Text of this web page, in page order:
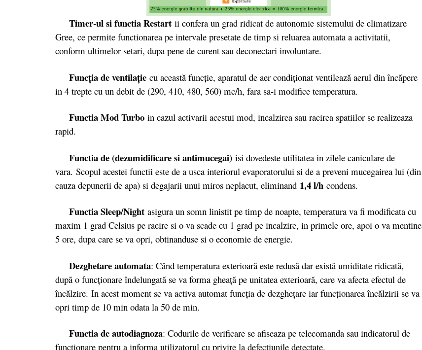
Timer-ul si functia Restart ii confera un grad ridicat de autonomie sistemului de climatizare
Gree, ce permite functionarea pe intervale presetate de timp si reluarea automata a activitatii,
conform ultimelor setari, dupa pene de curent sau deconectari involuntare.
Funcţia de ventilaţie cu această funcţie, aparatul de aer condiţionat ventilează aerul din încăpere
in 4 trepte cu un debit de (290, 410, 480, 560) mc/h, fara sa-i modifice temperatura.
Functia Mod Turbo in cazul activarii acestui mod, incalzirea sau racirea spatiilor se realizeaza
rapid.
Functia de (dezumidificare si antimucegai) isi dovedeste utilitatea in zilele caniculare de
vara. Scopul acestei functii este de a usca interiorul evaporatorului si de a preveni mucegairea lui (din
cauza depunerii de apa) si degajarii unui miros neplacut, eliminand 1,4 l/h condens.
Functia Sleep/Night asigura un somn linistit pe timp de noapte, temperatura va fi modificata cu
maxim 1 grad Celsius pe racire si o va scade cu 1 grad pe incalzire, in primele ore, apoi o va mentine
5 ore, dupa care se va opri, obtinanduse si o economie de energie.
Dezghetare automata: Când temperatura exterioară este redusă dar există umiditate ridicată,
după o funcţionare îndelungată se va forma gheaţă pe unitatea exterioară, care va afecta efectul de
încălzire. In acest moment se va activa automat funcţia de dezgheţare iar funcţionarea încălzirii se va
opri timp de 10 min odata la 50 de min.
Functia de autodiagnoza: Codurile de verificare se afiseaza pe telecomanda sau indicatorul de
functionare pentru a informa utilizatorul cu privire la defectiunile detectate.